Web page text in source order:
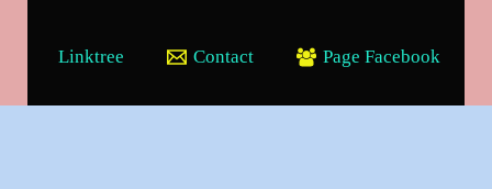
Linktree Contact Page Facebook